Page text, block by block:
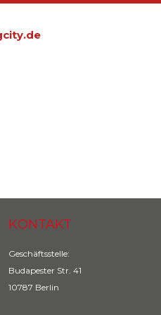
KONTAKT
Geschäftsstelle:
Budapester Str. 41
10787 Berlin